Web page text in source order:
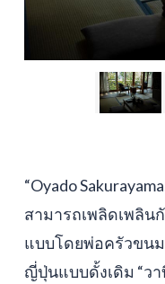
“Oyado
สามารถเพลิดเพลิน
แบบโดยพ่อครัวขน
ญี่ปุ่นแบบดั้งเดิม “วา